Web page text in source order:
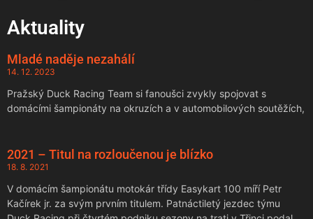
Aktuality
Mladé naděje nezahálí
14. 12. 2023
Pražský Duck Racing Team si fanoušci zvykly spojovat s
domácími šampionáty na okruzích a v automobilových soutěžích,
2021 – Titul na rozloučenou je blízko
18. 8. 2021
V domácím šampionátu motokár třídy Easykart 100 míří Petr
Kačírek jr. za svým prvním titulem. Patnáctiletý jezdec týmu